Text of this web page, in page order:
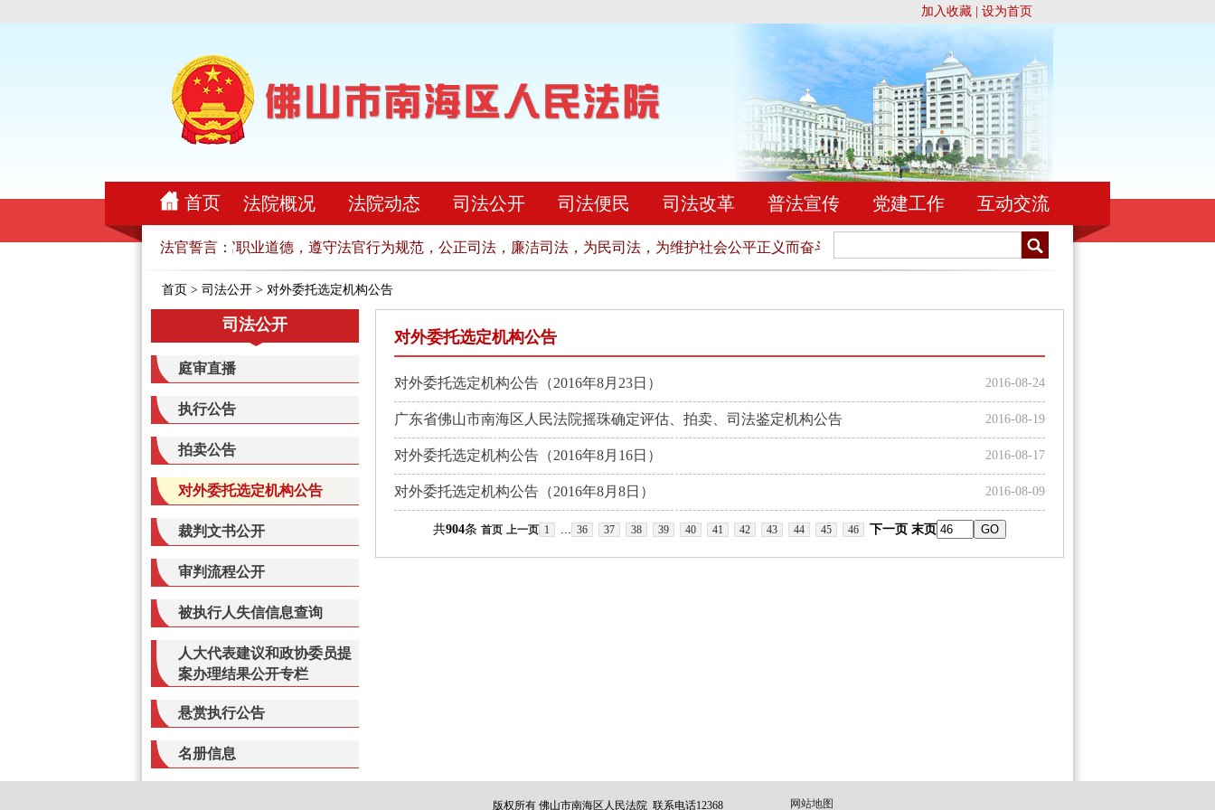
加入收藏 设为首页
首页 法院概况 法院动态 司法公开 司法便民 司法改革 普法宣传 党建工作 互动交流
法官誓言：
律，忠实履行法官职责，恪守法官职业道德，遵守法官行为规范，公正司法，廉洁司法，为民司法，为维护社会公平正义而奋斗！ 忠于祖国，忠于人民，忠于宪法和法律，忠实履行法官
首页 > 司法公开 > 对外委托选定机构公告
司法公开
庭审直播
执行公告
拍卖公告
对外委托选定机构公告
裁判文书公开
审判流程公开
被执行人失信信息查询
人大代表建议和政协委员提
案办理结果公开专栏
悬赏执行公告
名册信息
对外委托选定机构公告
2016-08-24
对外委托选定机构公告（2016年8月23日）
2016-08-19
广东省佛山市南海区人民法院摇珠确定评估、拍卖、司法鉴定机构公告
2016-08-17
对外委托选定机构公告（2016年8月16日）
2016-08-09
对外委托选定机构公告（2016年8月8日）
共904条 首页 上一页 1 ... 36 37 38 39 40 41 42 43 44 45 46 下一页 末页
版权所有 佛山市南海区人民法院 联系电话12368 网站地图